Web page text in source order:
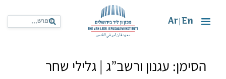
En
Ar
הסימן: עגנון ורשב”ג | גלילי שחר